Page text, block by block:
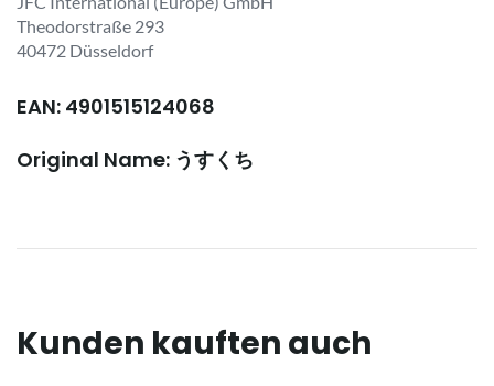
Theodorstraße 293
40472 Düsseldorf
EAN: 4901515124068
Original Name: うすくち
Kunden kauften auch